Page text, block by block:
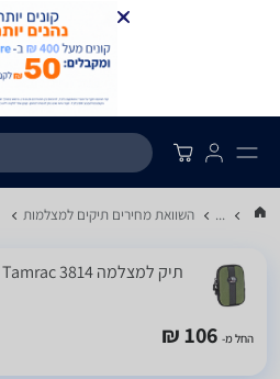
... השוואת מחירים תיקים למצלמות
תיק למצלמה Tamrac 3814
החל מ- 106 ₪